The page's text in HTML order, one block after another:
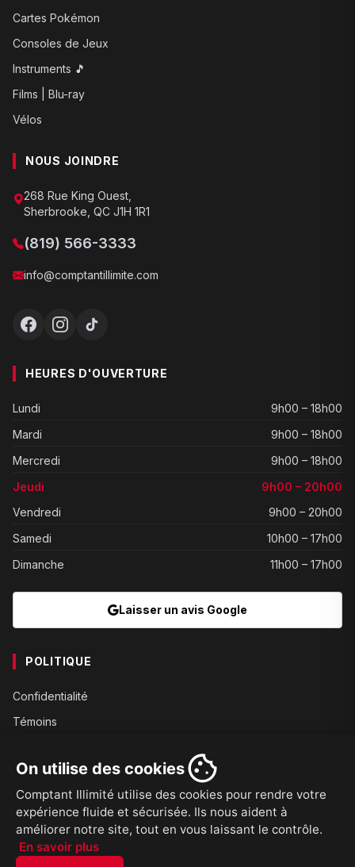
On utilise des cookies
Comptant Illimité utilise des cookies pour rendre votre
expérience fluide et sécurisée. Ils nous aident à
améliorer notre site, tout en vous laissant le contrôle.
En savoir plus
Cartes Pokémon
Consoles de Jeux
Instruments 🎵
Films | Blu-ray
Vélos
NOUS JOINDRE
268 Rue King Ouest,
Sherbrooke, QC J1H 1R1
(819) 566-3333
info@comptantillimite.com
HEURES D'OUVERTURE
Lundi
9h00 – 18h00
Mardi
9h00 – 18h00
Mercredi
9h00 – 18h00
Jeudi
9h00 – 20h00
Vendredi
9h00 – 20h00
Samedi
10h00 – 17h00
Dimanche
11h00 – 17h00
Laisser un avis Google
POLITIQUE
Confidentialité
Témoins
Conditions
Expédition
Retours